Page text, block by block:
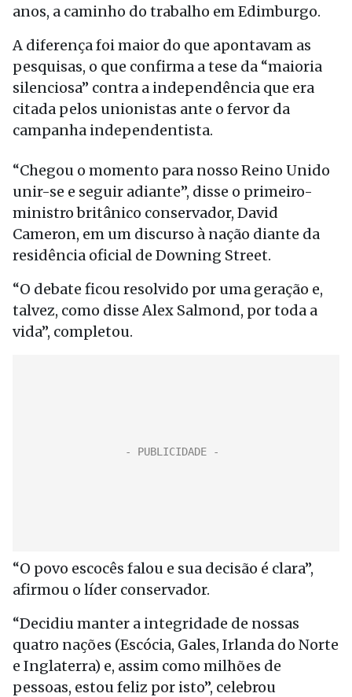
anos, a caminho do trabalho em Edimburgo.
A diferença foi maior do que apontavam as
pesquisas, o que confirma a tese da “maioria
silenciosa” contra a independência que era
citada pelos unionistas ante o fervor da
campanha independentista.
“Chegou o momento para nosso Reino Unido
unir-se e seguir adiante”, disse o primeiro-
ministro britânico conservador, David
Cameron, em um discurso à nação diante da
residência oficial de Downing Street.
“O debate ficou resolvido por uma geração e,
talvez, como disse Alex Salmond, por toda a
vida”, completou.
“O povo escocês falou e sua decisão é clara”,
afirmou o líder conservador.
“Decidiu manter a integridade de nossas
quatro nações (Escócia, Gales, Irlanda do Norte
e Inglaterra) e, assim como milhões de
pessoas, estou feliz por isto”, celebrou